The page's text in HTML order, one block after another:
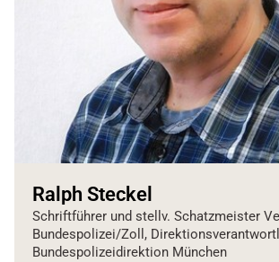
Ralph Steckel
Schriftführer und stellv. Schatzmeister
Bundespolizei/Zoll,
Bundespolizeidirektion München